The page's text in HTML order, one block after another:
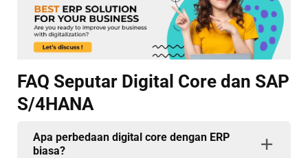
FAQ Seputar Digital Core dan SAP
S/4HANA
Apa perbedaan digital core dengan ERP
biasa?